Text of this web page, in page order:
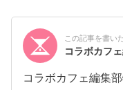
この記事を書い
コラボカフ
コラボカフェ編集